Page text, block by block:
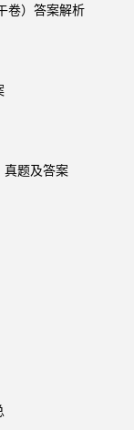
卷）答案解析
真题及答案